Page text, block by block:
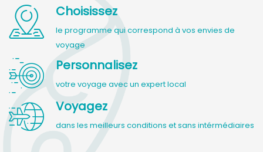
Choisissez
le programme qui correspond à vos envies de
voyage
Personnalisez
votre voyage avec un expert local
Voyagez
dans les meilleurs conditions et sans intérmédiaires